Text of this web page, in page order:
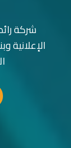
شركة
الإعلانية